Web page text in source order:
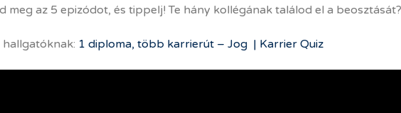
meg az 5 epizódot, és tippelj! Te hány kollégának találod el a beosztását?
hallgatóknak: 1 diploma, több karrierút – Jog | Karrier Quiz